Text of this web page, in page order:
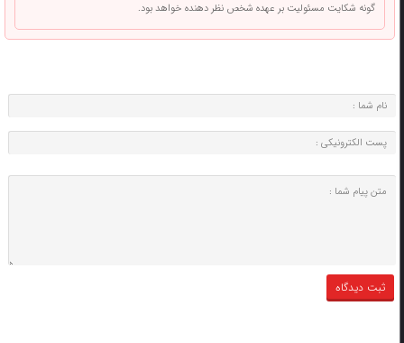
گونه شکایت مسئولیت بر عهده شخص نظر دهنده خواهد بود.